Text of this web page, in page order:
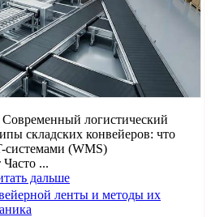
логистический
складских конвейеров: что
системами (WMS)
...
дальше
ленты и методы их